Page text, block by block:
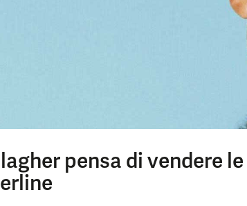
pensa di vendere